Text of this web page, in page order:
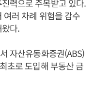
력으로 주목받고 있다.
여러 차례 위험을 감수
다.
자산유동화증권(ABS)
초로 도입해 부동산 금